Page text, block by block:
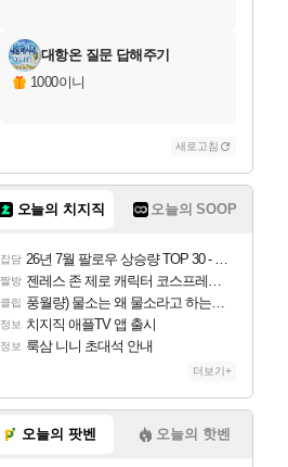
대항온 질문 답해주기
1000이니
새로고침
오늘의 치지직 오늘의 SOOP
잡담 26년 7월 팔로우 상승량 TOP 30 - 월간 치지직
짤방 젠레스 존 제로 캐릭터 코스프레한 꽁주
클립 풍월량) 물소는 왜 물소라고 하는거야? 아! 그만 ㅋㅋ
정보 치지직 애플TV 앱 출시
정보 룩삼 니니 초대석 안내
더보기+
오늘의 팟벤 오늘의 핫벤